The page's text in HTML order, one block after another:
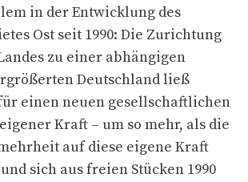
in der Entwicklung des
Ost seit 1990: Die Zurichtung
zu einer abhängigen
Deutschland ließ
einen neuen gesellschaftlichen
Kraft – um so mehr, als die
auf diese eigene Kraft
sich aus freien Stücken 1990